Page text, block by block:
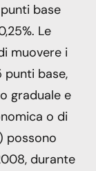
base
Le
muovere i
punti base,
graduale e
o di
possono
durante